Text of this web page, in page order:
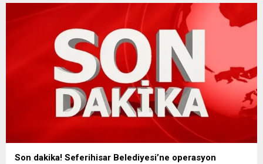
Son dakika! Seferihisar Belediyesi’ne operasyon